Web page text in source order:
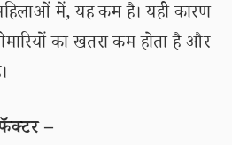
में, यह कम है। यही कारण
का खतरा कम होता है और
–